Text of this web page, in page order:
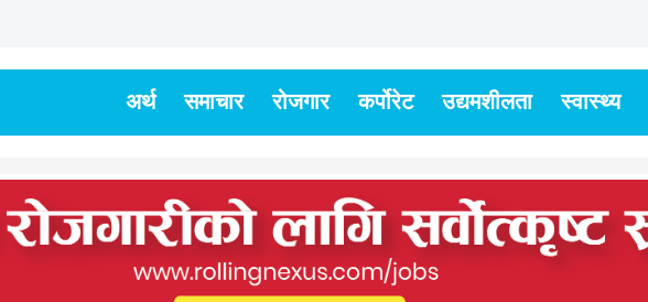
अर्थ समाचार रोजगार कर्पोरेट उद्यमशीलता स्वास्थ्य